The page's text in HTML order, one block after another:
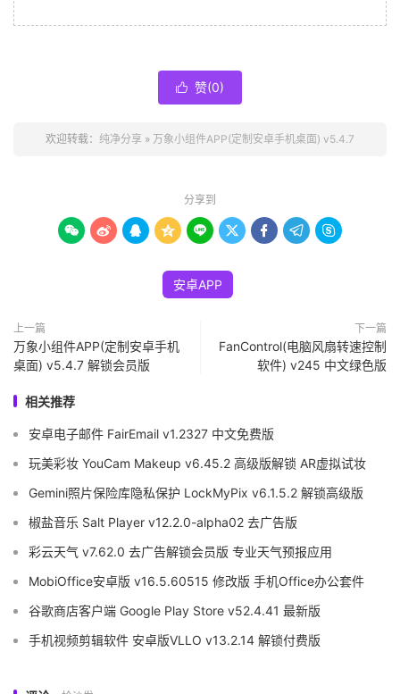
 赞(0)
欢迎转载： 纯净分享 » 万象小组件APP(定制安卓手机桌面) v5.4.7
分享到
        
安卓APP
上一篇
万象小组件APP(定制安卓手机
桌面) v5.4.7 解锁会员版
下一篇
FanControl(电脑风扇转速控制
软件) v245 中文绿色版
相关推荐
安卓电子邮件 FairEmail v1.2327 中文免费版
玩美彩妆 YouCam Makeup v6.45.2 高级版解锁 AR虚拟试妆
Gemini照片保险库隐私保护 LockMyPix v6.1.5.2 解锁高级版
椒盐音乐 Salt Player v12.2.0-alpha02 去广告版
彩云天气 v7.62.0 去广告解锁会员版 专业天气预报应用
MobiOffice安卓版 v16.5.60515 修改版 手机Office办公套件
谷歌商店客户端 Google Play Store v52.4.41 最新版
手机视频剪辑软件 安卓版VLLO v13.2.14 解锁付费版